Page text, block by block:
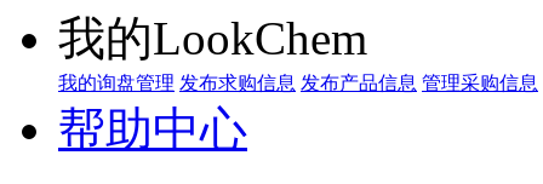
我的LookChem
我的询盘管理 发布求购信息 发布产品信息 管理采购信息
帮助中心